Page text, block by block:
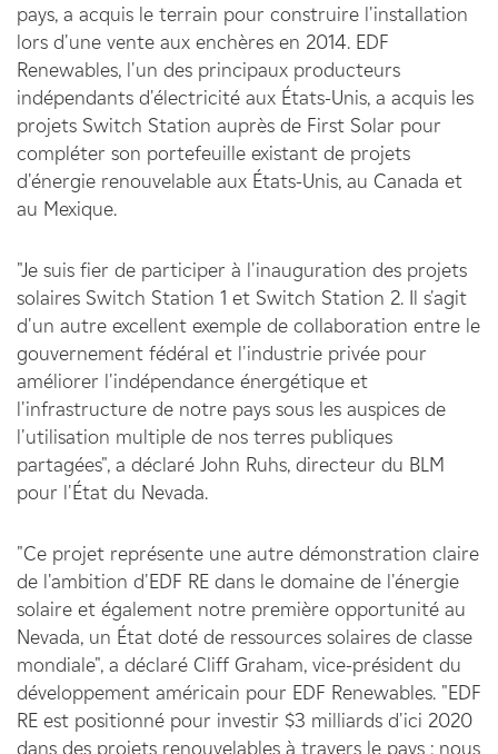
pays, a acquis le terrain pour construire l'installation
lors d'une vente aux enchères en 2014. EDF
Renewables, l'un des principaux producteurs
indépendants d'électricité aux États-Unis, a acquis les
projets Switch Station auprès de First Solar pour
compléter son portefeuille existant de projets
d'énergie renouvelable aux États-Unis, au Canada et
au Mexique.
"Je suis fier de participer à l'inauguration des projets
solaires Switch Station 1 et Switch Station 2. Il s'agit
d'un autre excellent exemple de collaboration entre le
gouvernement fédéral et l'industrie privée pour
améliorer l'indépendance énergétique et
l'infrastructure de notre pays sous les auspices de
l'utilisation multiple de nos terres publiques
partagées", a déclaré John Ruhs, directeur du BLM
pour l'État du Nevada.
"Ce projet représente une autre démonstration claire
de l'ambition d'EDF RE dans le domaine de l'énergie
solaire et également notre première opportunité au
Nevada, un État doté de ressources solaires de classe
mondiale", a déclaré Cliff Graham, vice-président du
développement américain pour EDF Renewables. "EDF
RE est positionné pour investir $3 milliards d'ici 2020
dans des projets renouvelables à travers le pays ; nous